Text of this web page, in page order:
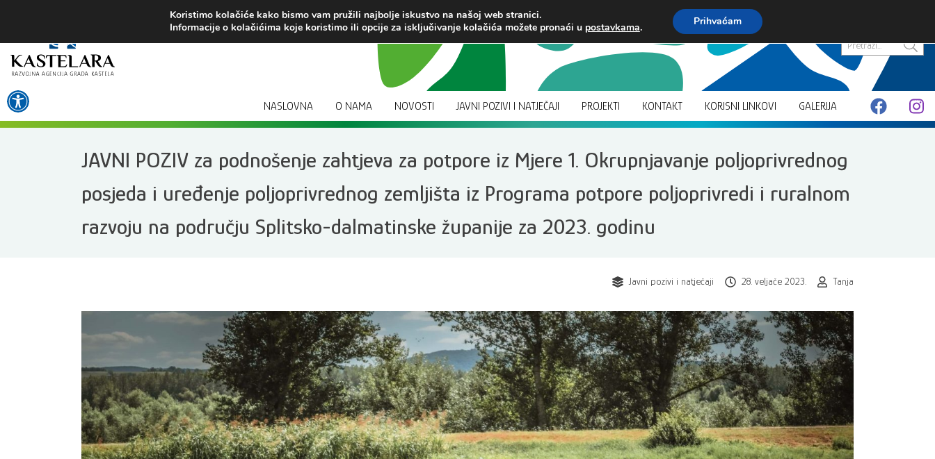
Open toolbar
sadržaj
Pretraži...
NASLOVNA O NAMA NOVOSTI JAVNI POZIVI I NATJEČAJI PROJEKTI KONTAKT KORISNI LINKOVI GALERIJA
JAVNI POZIV za podnošenje zahtjeva za potpore iz Mjere 1. Okrupnjavanje poljoprivrednog
posjeda i uređenje poljoprivrednog zemljišta iz Programa potpore poljoprivredi i ruralnom
razvoju na području Splitsko-dalmatinske županije za 2023. godinu
Javni pozivi i natječaji 28. veljače 2023. Tanja
Koristimo kolačiće kako bismo vam pružili najbolje iskustvo na našoj web stranici.
Informacije o kolačićima koje koristimo ili opcije za isključivanje kolačića možete pronaći u postavkama. Prihvaćam